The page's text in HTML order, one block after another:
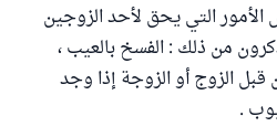
الأمور التي يحق لأحد الزوجين
من ذلك : الفسخ بالعيب ،
الزوج أو الزوجة إذا وجد
.